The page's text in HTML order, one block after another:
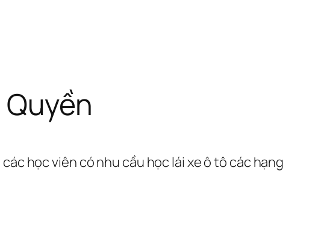
học viên có nhu cầu học lái xe ô tô các hạng